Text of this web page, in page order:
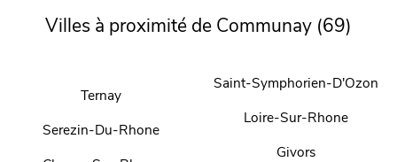
Villes à proximité de Communay (69)
Ternay
Serezin-Du-Rhone
Saint-Symphorien-D'Ozon
Loire-Sur-Rhone
Givors